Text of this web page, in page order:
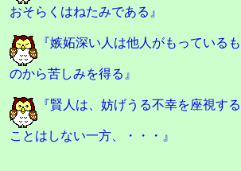
おそらくはねたみである』
『嫉妬深い人は他人がもっているも
のから苦しみを得る』
『賢人は、妨げうる不幸を座視する
ことはしない一方、・・・』